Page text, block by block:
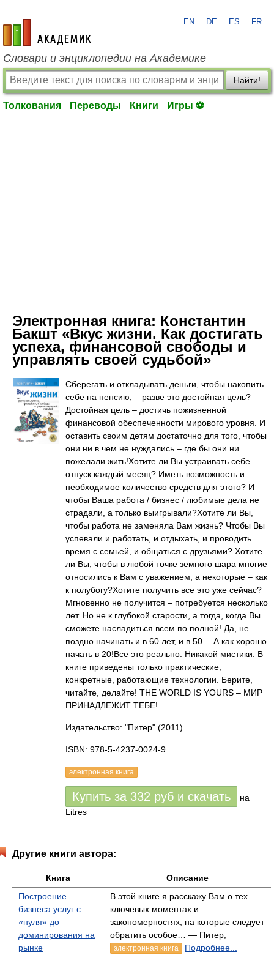
academic.ru
EN DE ES FR
Словари и энциклопедии на Академике
Найти!
Толкования Переводы Книги Игры ⚽
Электронная книга: Константин
Бакшт «Вкус жизни. Как достигать
успеха, финансовой свободы и
управлять своей судьбой»
Сберегать и откладывать деньги, чтобы накопить
себе на пенсию, – разве это достойная цель?
Достойная цель – достичь пожизненной
финансовой обеспеченности мирового уровня. И
оставить своим детям достаточно для того, чтобы
они ни в чем не нуждались – где бы они ни
пожелали жить!Хотите ли Вы устраивать себе
отпуск каждый месяц? Иметь возможность и
необходимое количество средств для этого? И
чтобы Ваша работа / бизнес / любимые дела не
страдали, а только выигрывали?Хотите ли Вы,
чтобы работа не заменяла Вам жизнь? Чтобы Вы
успевали и работать, и отдыхать, и проводить
время с семьей, и общаться с друзьями? Хотите
ли Вы, чтобы в любой точке земного шара многие
относились к Вам с уважением, а некоторые – как
к полубогу?Хотите получить все это уже сейчас?
Мгновенно не получится – потребуется несколько
лет. Но не к глубокой старости, а тогда, когда Вы
сможете насладиться всем по полной! Да, не
поздно начинать и в 60 лет, и в 50… А как хорошо
начать в 20!Все это реально. Никакой мистики. В
книге приведены только практические,
конкретные, работающие технологии. Берите,
читайте, делайте! THE WORLD IS YOURS – МИР
ПРИНАДЛЕЖИТ ТЕБЕ!
Издательство: "Питер" (2011)
ISBN: 978-5-4237-0024-9
электронная книга
Купить за 332 руб и скачать
на
Litres
Другие книги автора:
Книга
Описание
Построение
бизнеса услуг с
«нуля» до
доминирования на
рынке
В этой книге я расскажу Вам о тех
ключевых моментах и
закономерностях, на которые следует
обратить особое… — Питер,
электронная книга
Подробнее...